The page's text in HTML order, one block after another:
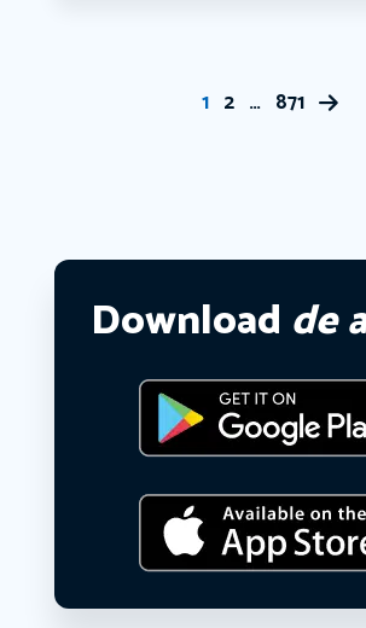
1 2 … 871
Download de